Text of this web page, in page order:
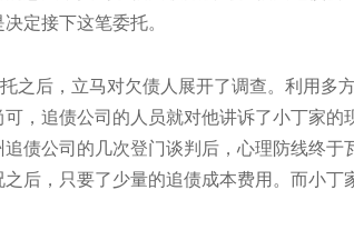
定接下这笔委托。
之后，立马对欠债人展开了调查。利用多
可，追债公司的人员就对他讲诉了小丁家
债公司的几次登门谈判后，心理防线终
后，只要了少量的追债成本费用。而小